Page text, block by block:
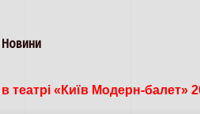
Новини
театрі «Київ Модерн-балет»